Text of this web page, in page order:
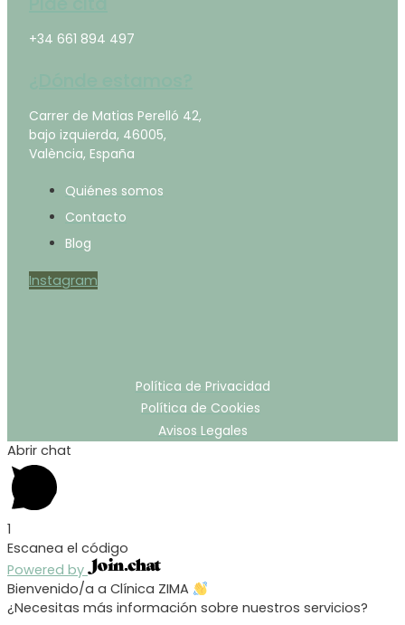
+34 661 894 497
Carrer de Matias Perelló 42,
bajo izquierda, 46005,
València, España
Quiénes somos
Contacto
Blog
Instagram
Política de Privacidad
Política de Cookies
Avisos Legales
Abrir chat
1
Escanea el código
Powered by
Bienvenido/a a Clínica ZIMA
¿Necesitas más información sobre nuestros servicios?